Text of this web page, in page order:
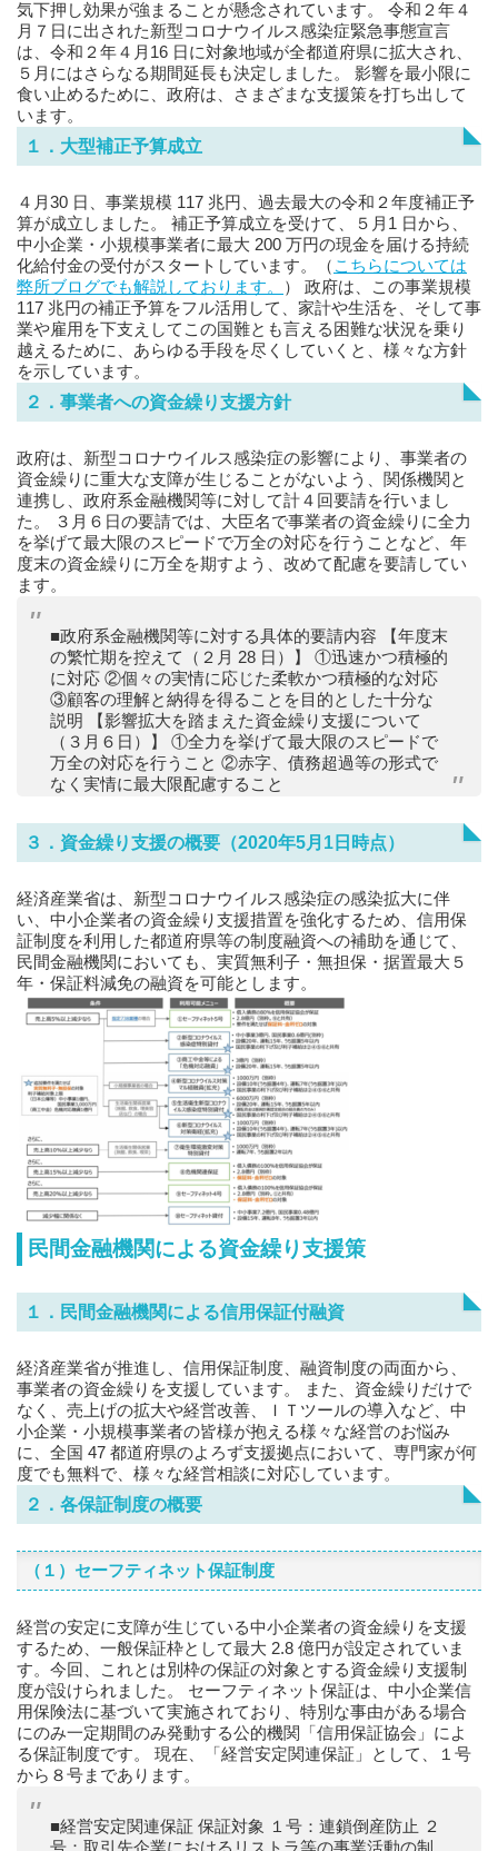
気下押し効果が強まることが懸念されています。 令和２年４
月７日に出された新型コロナウイルス感染症緊急事態宣言
は、令和２年４月16 日に対象地域が全都道府県に拡大され、
５月にはさらなる期間延長も決定しました。 影響を最小限に
食い止めるために、政府は、さまざまな支援策を打ち出して
います。
１．大型補正予算成立
４月30 日、事業規模 117 兆円、過去最大の令和２年度補正予
算が成立しました。 補正予算成立を受けて、５月1 日から、
中小企業・小規模事業者に最大 200 万円の現金を届ける持続
化給付金の受付がスタートしています。（ こちらについては
弊所ブログでも解説しております。
） 政府は、この事業規模
117 兆円の補正予算をフル活用して、家計や生活を、そして事
業や雇用を下支えしてこの国難とも言える困難な状況を乗り
越えるために、あらゆる手段を尽くしていくと、様々な方針
を示しています。
２．事業者への資金繰り支援方針
政府は、新型コロナウイルス感染症の影響により、事業者の
資金繰りに重大な支障が生じることがないよう、関係機関と
連携し、政府系金融機関等に対して計４回要請を行いまし
た。 ３月６日の要請では、大臣名で事業者の資金繰りに全力
を挙げて最大限のスピードで万全の対応を行うことなど、年
度末の資金繰りに万全を期すよう、改めて配慮を要請してい
ます。
■政府系金融機関等に対する具体的要請内容 【年度末
の繁忙期を控えて（２月 28 日）】 ①迅速かつ積極的
に対応 ②個々の実情に応じた柔軟かつ積極的な対応
③顧客の理解と納得を得ることを目的とした十分な
説明 【影響拡大を踏まえた資金繰り支援について
（３月６日）】 ①全力を挙げて最大限のスピードで
万全の対応を行うこと ②赤字、債務超過等の形式で
なく実情に最大限配慮すること
３．資金繰り支援の概要（2020年5月1日時点）
経済産業省は、新型コロナウイルス感染症の感染拡大に伴
い、中小企業者の資金繰り支援措置を強化するため、信用保
証制度を利用した都道府県等の制度融資への補助を通じて、
民間金融機関においても、実質無利子・無担保・据置最大５
年・保証料減免の融資を可能とします。
民間金融機関による資金繰り支援策
１．民間金融機関による信用保証付融資
経済産業省が推進し、信用保証制度、融資制度の両面から、
事業者の資金繰りを支援しています。 また、資金繰りだけで
なく、売上げの拡大や経営改善、ＩＴツールの導入など、中
小企業・小規模事業者の皆様が抱える様々な経営のお悩み
に、全国 47 都道府県のよろず支援拠点において、専門家が何
度でも無料で、様々な経営相談に対応しています。
２．各保証制度の概要
（１）セーフティネット保証制度
経営の安定に支障が生じている中小企業者の資金繰りを支援
するため、一般保証枠として最大 2.8 億円が設定されていま
す。今回、これとは別枠の保証の対象とする資金繰り支援制
度が設けられました。 セーフティネット保証は、中小企業信
用保険法に基づいて実施されており、特別な事由がある場合
にのみ一定期間のみ発動する公的機関「信用保証協会」によ
る保証制度です。 現在、「経営安定関連保証」として、１号
から８号まであります。
■経営安定関連保証 保証対象 １号：連鎖倒産防止 ２
号：取引先企業におけるリストラ等の事業活動の制